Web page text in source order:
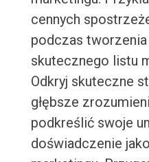
cennych
podczas tworzenia
skutecznego listu
Odkryj skuteczne
głębsze
podkreślić swoje
doświadczenie